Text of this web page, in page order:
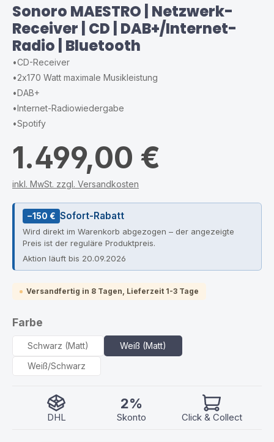
Sonoro MAESTRO | Netzwerk-
Receiver | CD | DAB+/Internet-
Radio | Bluetooth
•CD-Receiver
•2x170 Watt maximale Musikleistung
•DAB+
•Internet-Radiowiedergabe
•Spotify
1.499,00 €
inkl. MwSt. zzgl. Versandkosten
−150 € Sofort-Rabatt
Wird direkt im Warenkorb abgezogen – der angezeigte
Preis ist der reguläre Produktpreis.
Aktion läuft bis 20.09.2026
Versandfertig in 8 Tagen, Lieferzeit 1-3 Tage
Farbe
Schwarz (Matt)
Weiß (Matt)
Weiß/Schwarz
DHL
2%
Skonto Click & Collect